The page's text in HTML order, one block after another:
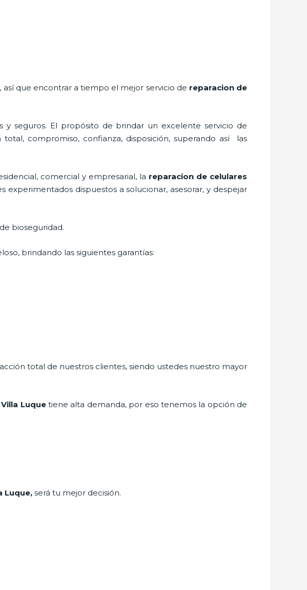
que encontrar a tiempo el mejor servicio de reparacion de
seguros. El propósito de brindar un excelente servicio de
total, compromiso, confianza, disposición, superando así las
comercial y empresarial, la reparacion de celulares
dispuestos a solucionar, asesorar, y despejar
bioseguridad.
brindando las siguientes garantías:
total de nuestros clientes, siendo ustedes nuestro mayor
Luquetiene alta demanda, por eso tenemos la opción de
Luque, será tu mejor decisión.